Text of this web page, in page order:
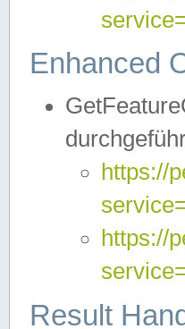
Enhanced
https://
https://
Result